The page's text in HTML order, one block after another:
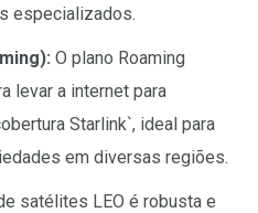
especializados.
O plano Roaming
levar a internet para
Starlink`, ideal para
em diversas regiões.
satélites LEO é robusta e